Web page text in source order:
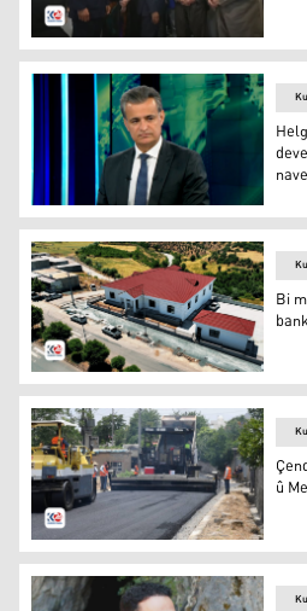
Komelgeha Dayikê li Soranê
Helgurd Şêx Necîb: Şerê
Banka Sîdekanê
Bi
Çend piroje li komelgehên
û